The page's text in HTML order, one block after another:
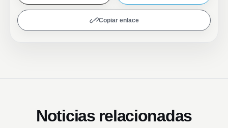
Copiar enlace
Noticias relacionadas